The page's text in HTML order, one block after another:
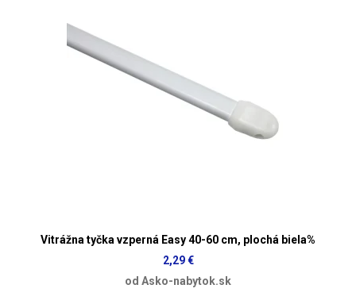
Vitrážna tyčka vzperná Easy 40-60 cm, plochá biela%
2,29 €
od Asko-nabytok.sk